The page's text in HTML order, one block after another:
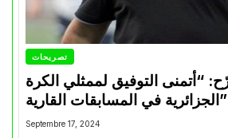
تصريحات
“أتمنى التوفيق لممثلي الكرة
الجزائرية في المسابقات القارية”
Septembre 17, 2024